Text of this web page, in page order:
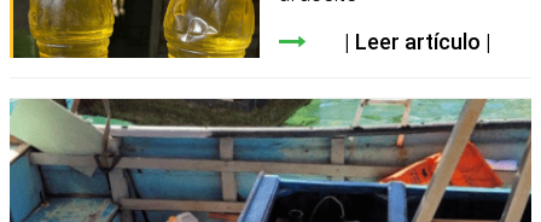
Leer artículo